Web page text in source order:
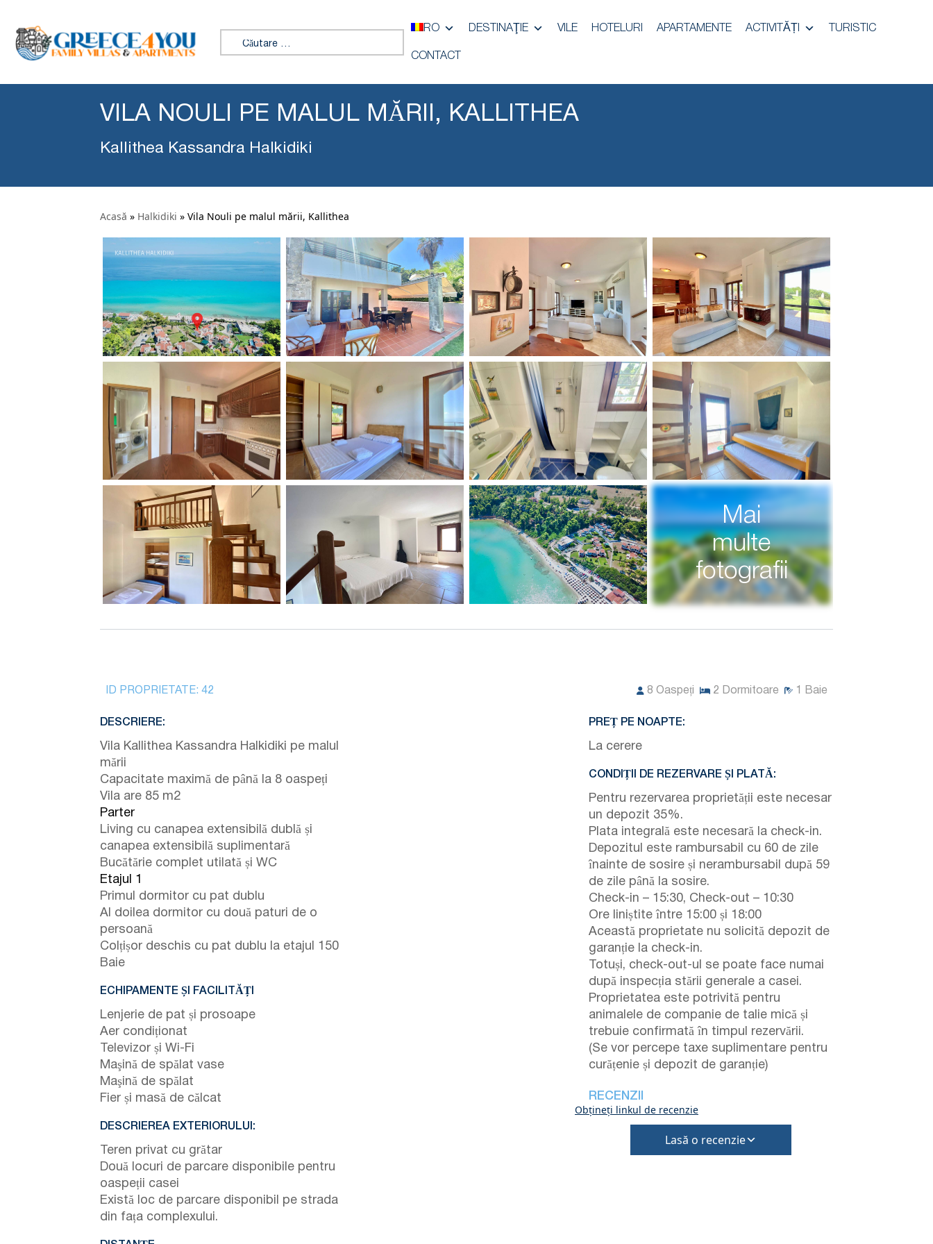
Caută:
RO DESTINAŢIE VILE HOTELURI APARTAMENTE ACTIVITĂȚI TURISTIC
CONTACT
VILA NOULI PE MALUL MĂRII, KALLITHEA
Kallithea Kassandra Halkidiki
Acasă » Halkidiki » Vila Nouli pe malul mării, Kallithea
Mai
multe
fotografii
ID PROPRIETATE: 42 8 Oaspeți 2 Dormitoare 1 Baie
DESCRIERE:
Vila Kallithea Kassandra Halkidiki pe malul
mării
Capacitate maximă de până la 8 oaspeți
Vila are 85 m2
Parter
Living cu canapea extensibilă dublă și
canapea extensibilă suplimentară
Bucătărie complet utilată și WC
Etajul 1
Primul dormitor cu pat dublu
Al doilea dormitor cu două paturi de o
persoană
Colțișor deschis cu pat dublu la etajul 150
Baie
ECHIPAMENTE ȘI FACILITĂȚI
Lenjerie de pat și prosoape
Aer condiționat
Televizor și Wi-Fi
Maşină de spălat vase
Maşină de spălat
Fier și masă de călcat
DESCRIEREA EXTERIORULUI:
Teren privat cu grătar
Două locuri de parcare disponibile pentru
oaspeții casei
Există loc de parcare disponibil pe strada
din fața complexului.
PREȚ PE NOAPTE:
La cerere
CONDIȚII DE REZERVARE ȘI PLATĂ:
Pentru rezervarea proprietății este necesar
un depozit 35%.
Plata integrală este necesară la check-in.
Depozitul este rambursabil cu 60 de zile
înainte de sosire și nerambursabil după 59
de zile până la sosire.
Check-in – 15:30, Check-out – 10:30
Ore liniștite între 15:00 și 18:00
Această proprietate nu solicită depozit de
garanție la check-in.
Totuși, check-out-ul se poate face numai
după inspecția stării generale a casei.
Proprietatea este potrivită pentru
animalele de companie de talie mică și
trebuie confirmată în timpul rezervării.
(Se vor percepe taxe suplimentare pentru
curățenie și depozit de garanție)
RECENZII
Obțineți linkul de recenzie
Lasă o recenzie